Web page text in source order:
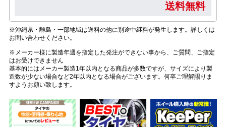
送料無料
※沖縄県・離島・一部地域は送料の他に別途中継料が発生します。詳しくは
お問い合わせください。
※メーカー様に製造年週を指定した発注ができない事から、ご質問、ご指定
はお受けできません
基本的にはメーカー製造1年以内となる商品が多数ですが、サイズにより製
造数が少ない場合など2年以内となる場合がございます。何卒ご理解賜りま
すようお願い致します。